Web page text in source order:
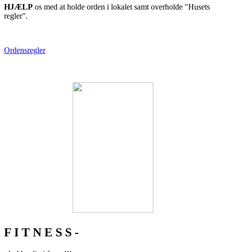
HJÆLP os med at holde orden i lokalet samt overholde "Husets
regler".
Ordensregler
F I T N E S S -